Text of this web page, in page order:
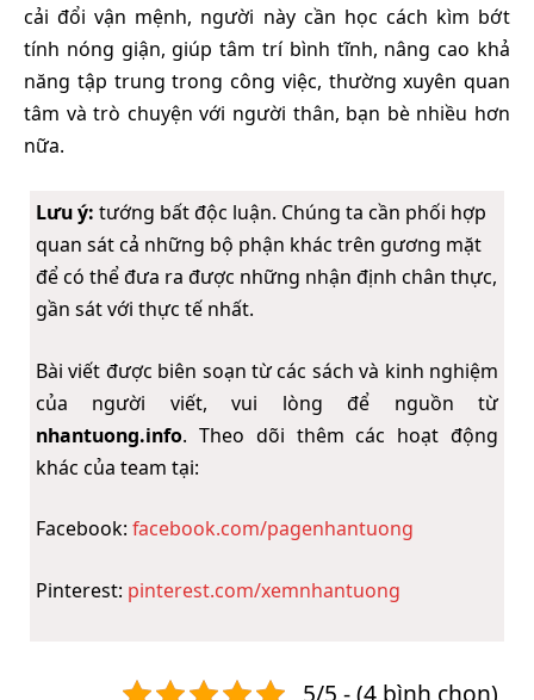
cải đổi vận mệnh, người này cần học cách kìm bớt
tính nóng giận, giúp tâm trí bình tĩnh, nâng cao khả
năng tập trung trong công việc, thường xuyên quan
tâm và trò chuyện với người thân, bạn bè nhiều hơn
nữa.
Lưu ý: tướng bất độc luận. Chúng ta cần phối hợp
quan sát cả những bộ phận khác trên gương mặt
để có thể đưa ra được những nhận định chân thực,
gần sát với thực tế nhất.
Bài viết được biên soạn từ các sách và kinh nghiệm
của người viết, vui lòng để nguồn từ
nhantuong.info. Theo dõi thêm các hoạt động
khác của team tại:
Facebook: facebook.com/pagenhantuong
Pinterest: pinterest.com/xemnhantuong